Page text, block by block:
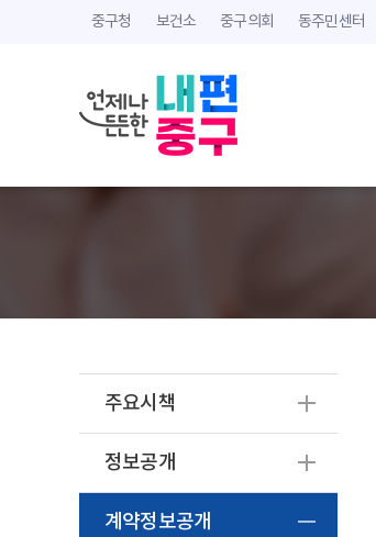
중구청 보건소 중구의회 동주민센터
주요시책
정보공개
계약정보공개